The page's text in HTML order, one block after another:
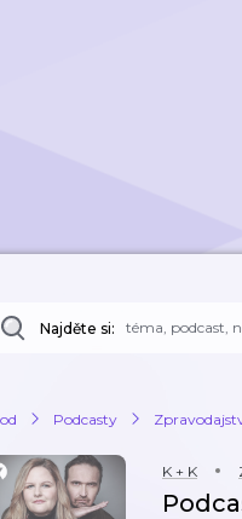
Najděte si:
Podcasty
K + K